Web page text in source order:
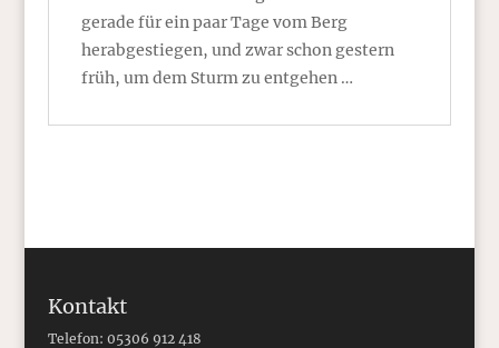
gerade für ein paar Tage vom Berg
herabgestiegen, und zwar schon gestern
früh, um dem Sturm zu entgehen …
Kontakt
Telefon: 05306 912 418